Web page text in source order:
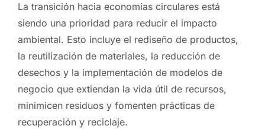
La transición hacia economías circulares está
siendo una prioridad para reducir el impacto
ambiental. Esto incluye el rediseño de productos,
la reutilización de materiales, la reducción de
desechos y la implementación de modelos de
negocio que extiendan la vida útil de recursos,
minimicen residuos y fomenten prácticas de
recuperación y reciclaje.